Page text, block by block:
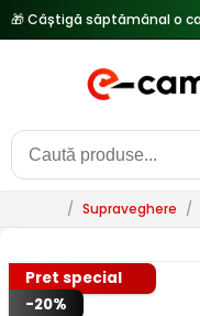
/ Supraveghere /
Pret special
-20%